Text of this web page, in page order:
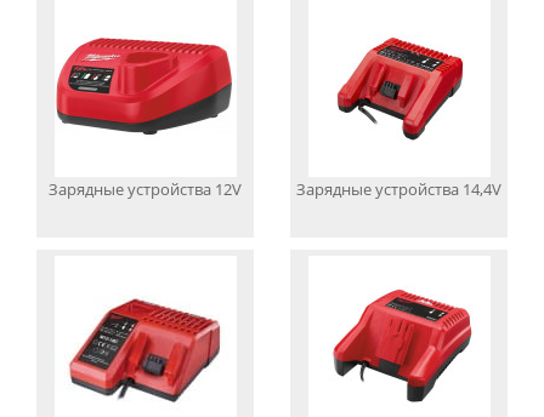
Зарядные устройства 12V Зарядные устройства 14,4V